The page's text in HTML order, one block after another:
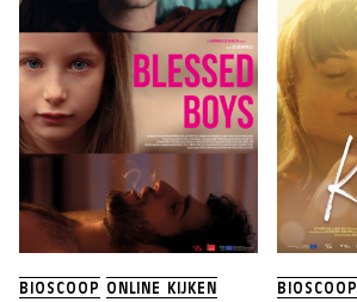
BIOSCOOP ONLINE KIJKEN BIOSCOOP